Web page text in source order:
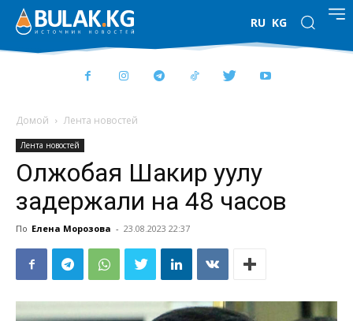
RU KG
Домой Лента новостей
Лента новостей
Олжобая Шакир уулу
задержали на 48 часов
По Елена Морозова - 23.08.2023 22:37